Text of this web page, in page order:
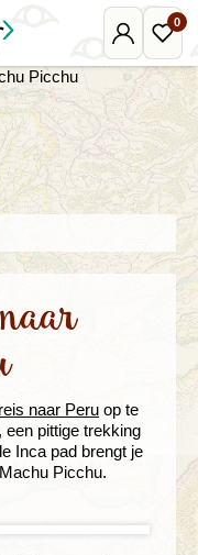
Mijn
Djoser
0
naar Peru op te
een pittige trekking
Inca pad brengt je
Picchu.